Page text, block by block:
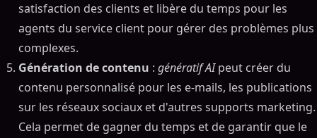
satisfaction des clients et libère du temps pour les
agents du service client pour gérer des problèmes plus
complexes.
Génération de contenu : génératif AIpeut créer du
contenu personnalisé pour les e-mails, les publications
sur les réseaux sociaux et d'autres supports marketing.
Cela permet de gagner du temps et de garantir que le